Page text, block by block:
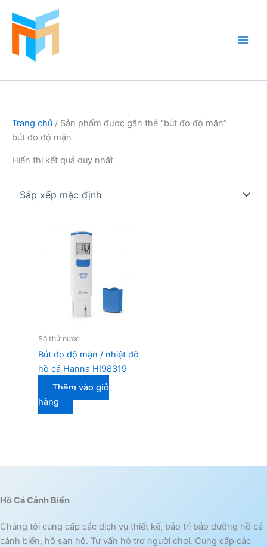
Trang chủ / Sản phẩm được gắn thẻ “bút đo độ mặn”
bút đo độ mặn
Hiển thị kết quả duy nhất
Bộ thử nước
Bút đo độ mặn / nhiệt độ
hồ cá Hanna HI98319
Thêm vào giỏ
hàng
Hồ Cá Cảnh Biển
Chúng tôi cung cấp các dịch vụ thiết kế, bảo trì bảo dưỡng hồ cá
cảnh biển, hồ san hô. Tư vấn hỗ trợ người chơi. Cung cấp các